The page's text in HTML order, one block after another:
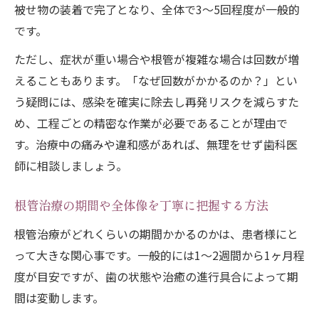
根管治療の流れを妨げる行動を避けるコツ
知恵袋で話題の根管治療Q&Aと対策
根管治療によくある疑問を知恵袋から解説
根管治療の痛みや期間に関するQ&Aまとめ
根管治療中の困りごとと実践的な対策法
根管治療の流れで不安な点を専門家が回答
解
被せ物の装着で完了となり、全体で3～5回程度が一般的
です。
ただし、症状が重い場合や根管が複雑な場合は回数が増
えることもあります。「なぜ回数がかかるのか？」とい
う疑問には、感染を確実に除去し再発リスクを減らすた
め、工程ごとの精密な作業が必要であることが理由で
す。治療中の痛みや違和感があれば、無理をせず歯科医
師に相談しましょう。
根管治療の期間や全体像を丁寧に把握する方法
根管治療がどれくらいの期間かかるのかは、患者様にと
って大きな関心事です。一般的には1～2週間から1ヶ月程
度が目安ですが、歯の状態や治癒の進行具合によって期
間は変動します。